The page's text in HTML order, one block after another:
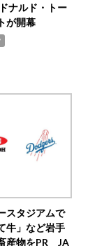
ナルド・トー
が開幕
スタジアムで
牛」など岩手
産物をPR JA